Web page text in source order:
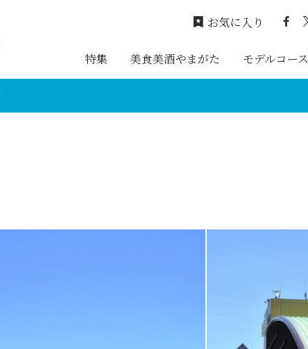
特集 美食美酒やまがた モデルコース
お気に入り